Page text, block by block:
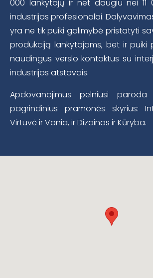
000 lankytojų ir net daugiu nei 11
industrijos profesionalai.
yra ne tik puiki galimybė pristatyti
produkciją lankytojams, bet ir puiki
naudingus verslo kontaktus su
industrijos atstovais.
Apdovanojimus pelniusi
pagrindinius pramonės skyrius:
Virtuvė ir Vonia, ir Dizainas ir Kūryba.